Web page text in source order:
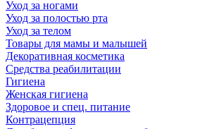
Уход за ногами
Уход за полостью рта
Уход за телом
Товары для мамы и малышей
Декоративная косметика
Средства реабилитации
Гигиена
Женская гигиена
Здоровое и спец. питание
Контрацепция